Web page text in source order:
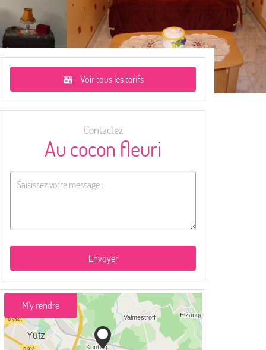
Voir tous les tarifs
Contactez
Au cocon fleuri
Envoyer
M'y rendre